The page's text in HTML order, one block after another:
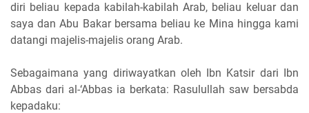
diri beliau kepada kabilah-kabilah Arab, beliau keluar dan
saya dan Abu Bakar bersama beliau ke Mina hingga kami
datangi majelis-majelis orang Arab.
Sebagaimana yang diriwayatkan oleh Ibn Katsir dari Ibn
Abbas dari al-‘Abbas ia berkata: Rasulullah saw bersabda
kepadaku: